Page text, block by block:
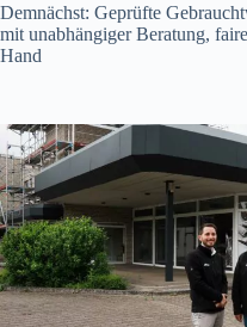
Demnächst: Geprüfte
mit unabhängiger Beratung,
Hand